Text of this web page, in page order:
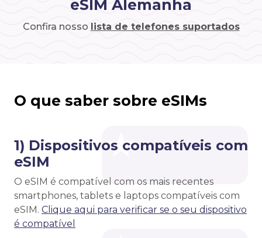
eSIM Alemanha
Confira nosso lista de telefones suportados
O que saber sobre eSIMs
1) Dispositivos compatíveis com
eSIM
O eSIM é compatível com os mais recentes
smartphones, tablets e laptops compatíveis com
eSIM. Clique aqui para verificar se o seu dispositivo
é compatível